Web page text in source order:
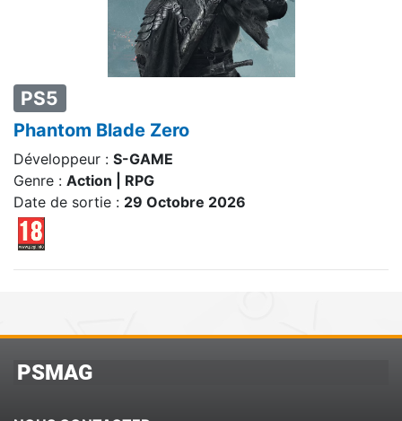
PS5
Phantom Blade Zero
Développeur : S-GAME
Genre : Action | RPG
Date de sortie : 29 Octobre 2026
PSMAG